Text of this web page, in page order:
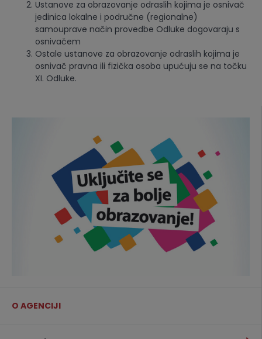
Ustanove za obrazovanje odraslih kojima je osnivač
jedinica lokalne i područne (regionalne)
samouprave način provedbe Odluke dogovaraju s
osnivačem
Ostale ustanove za obrazovanje odraslih kojima je
osnivač pravna ili fizička osoba upućuju se na točku
XI. Odluke.
O AGENCIJI